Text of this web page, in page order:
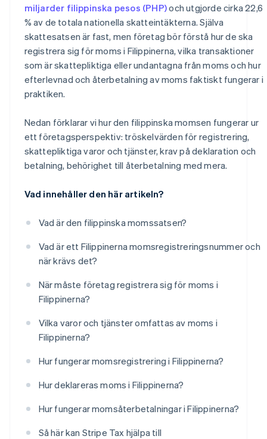
miljarder filippinska pesos (PHP)och utgjorde cirka 22,6
% av de totala nationella skatteintäkterna. Själva
skattesatsen är fast, men företag bör förstå hur de ska
registrera sig för moms i Filippinerna, vilka transaktioner
som är skattepliktiga eller undantagna från moms och hur
efterlevnad och återbetalning av moms faktiskt fungerar i
praktiken.
Nedan förklarar vi hur den filippinska momsen fungerar ur
ett företagsperspektiv: tröskelvärden för registrering,
skattepliktiga varor och tjänster, krav på deklaration och
betalning, behörighet till återbetalning med mera.
Vad innehåller den här artikeln?
Vad är den filippinska momssatsen?
Vad är ett Filippinerna momsregistreringsnummer och
när krävs det?
När måste företag registrera sig för moms i
Filippinerna?
Vilka varor och tjänster omfattas av moms i
Filippinerna?
Hur fungerar momsregistrering i Filippinerna?
Hur deklareras moms i Filippinerna?
Hur fungerar momsåterbetalningar i Filippinerna?
Så här kan Stripe Tax hjälpa till